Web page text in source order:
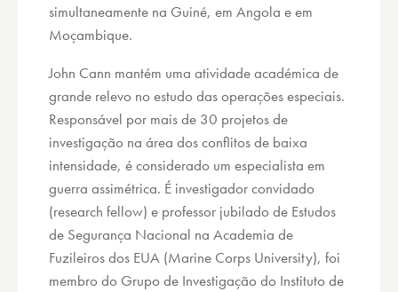
simultaneamente na Guiné, em Angola e em
Moçambique.
John Cann mantém uma atividade académica de
grande relevo no estudo das operações especiais.
Responsável por mais de 30 projetos de
investigação na área dos conflitos de baixa
intensidade, é considerado um especialista em
guerra assimétrica. É investigador convidado
(research fellow) e professor jubilado de Estudos
de Segurança Nacional na Academia de
Fuzileiros dos EUA (Marine Corps University), foi
membro do Grupo de Investigação do Instituto de